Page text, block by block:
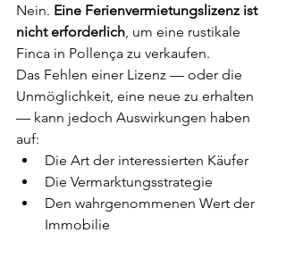
Nein. Eine Ferienvermietungslizenz ist
nicht erforderlich, um eine rustikale
Finca in Pollença zu verkaufen.
Das Fehlen einer Lizenz — oder die
Unmöglichkeit, eine neue zu erhalten
— kann jedoch Auswirkungen haben
auf:
Die Art der interessierten Käufer
Die Vermarktungsstrategie
Den wahrgenommenen Wert der
Immobilie